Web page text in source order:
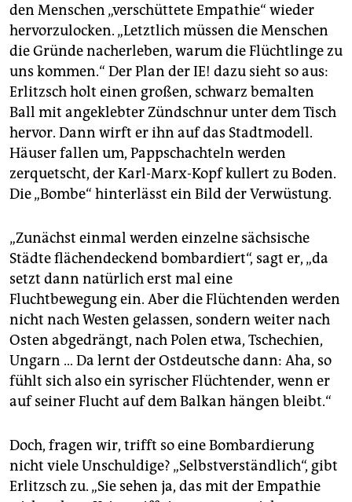
den Menschen „verschüttete Empathie“ wieder
hervorzulocken. „Letztlich müssen die Menschen
die Gründe nacherleben, warum die Flüchtlinge zu
uns kommen.“ Der Plan der IE! dazu sieht so aus:
Erlitzsch holt einen großen, schwarz bemalten
Ball mit angeklebter Zündschnur unter dem Tisch
hervor. Dann wirft er ihn auf das Stadtmodell.
Häuser fallen um, Pappschachteln werden
zerquetscht, der Karl-Marx-Kopf kullert zu Boden.
Die „Bombe“ hinterlässt ein Bild der Verwüstung.
„Zunächst einmal werden einzelne sächsische
Städte flächendeckend bombardiert“, sagt er, „da
setzt dann natürlich erst mal eine
Fluchtbewegung ein. Aber die Flüchtenden werden
nicht nach Westen gelassen, sondern weiter nach
Osten abgedrängt, nach Polen etwa, Tschechien,
Ungarn … Da lernt der Ostdeutsche dann: Aha, so
fühlt sich also ein syrischer Flüchtender, wenn er
auf seiner Flucht auf dem Balkan hängen bleibt.“
Doch, fragen wir, trifft so eine Bombardierung
nicht viele Unschuldige? „Selbstverständlich“, gibt
Erlitzsch zu. „Sie sehen ja, das mit der Empathie